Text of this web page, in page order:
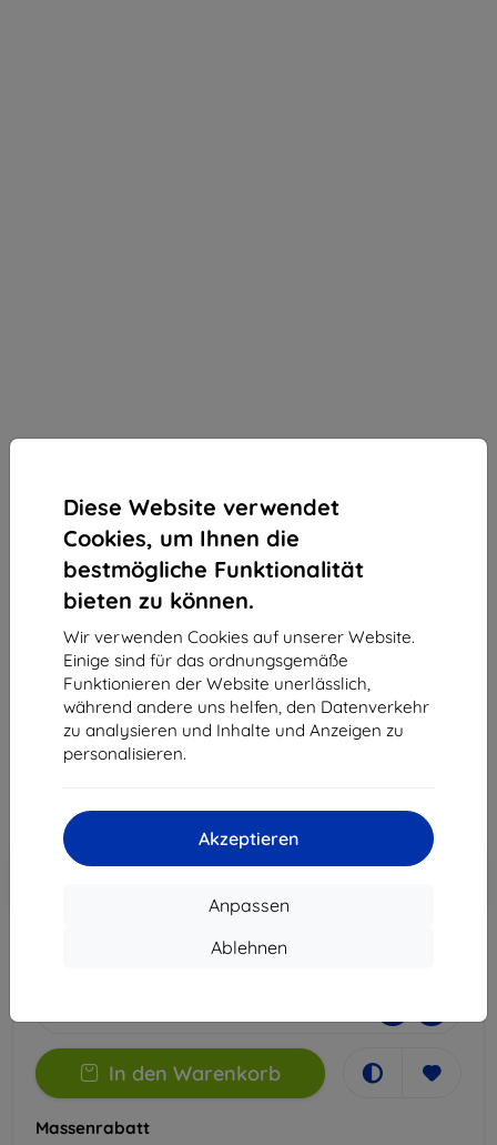
Diese Website verwendet
Cookies, um Ihnen die
bestmögliche Funktionalität
bieten zu können.
Wir verwenden Cookies auf unserer Website.
Einige sind für das ordnungsgemäße
Funktionieren der Website unerlässlich,
während andere uns helfen, den Datenverkehr
zu analysieren und Inhalte und Anzeigen zu
personalisieren.
Akzeptieren
Anpassen
Ablehnen
3MK ARC+ Folie für Samsung Galaxy A16 4G / 5G /
M16 5G
Geeignet für: Samsung Galaxy A16 Samsung Galaxy M16
10,90 €
7,12 €
ohne MWSt5,98 €
Rabatt mit Gutschein
In den
In den Warenkorb
Massenrabatt